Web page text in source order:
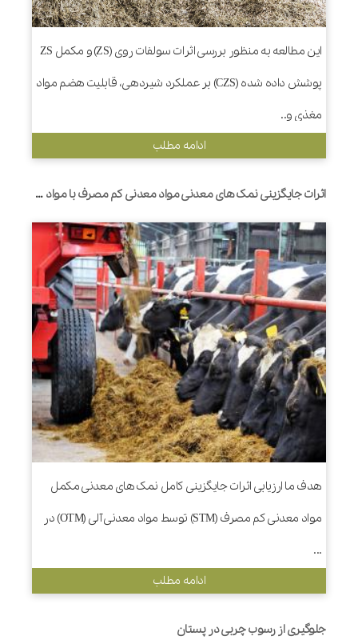
این مطالعه به منظور بررسی اثرات سولفات روی (ZS) و مکمل ZS
پوشش داده شده (CZS) بر عملکرد شیردهی، قابلیت هضم مواد
مغذی و..
ادامه مطلب
اثرات جایگزینی نمک های معدنی مواد معدنی کم مصرف با مواد معدنی آلی در جیره های قبل و بعد از زایمان بر رفتار تغذیه، تخمیر شکمبه و عملکرد گاوهای شیری
هدف ما ارزیابی اثرات جایگزینی کامل نمک های معدنی مکمل
مواد معدنی کم مصرف (STM) توسط مواد معدنی آلی (OTM) در
...
ادامه مطلب
جلوگیری از رسوب چربی در پستان